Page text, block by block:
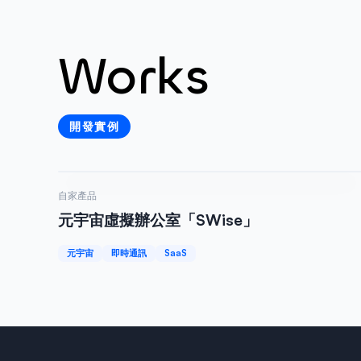
Works
開發實例
Web 服務
自家產品
元宇宙虛擬辦公室「SWise」
元宇宙 即時通訊 SaaS